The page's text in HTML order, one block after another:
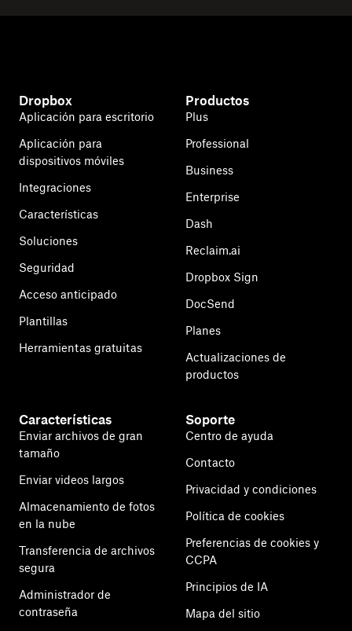
Dropbox
Aplicación para escritorio
Aplicación para
dispositivos móviles
Integraciones
Características
Soluciones
Seguridad
Acceso anticipado
Plantillas
Herramientas gratuitas
Productos
Plus
Professional
Business
Enterprise
Dash
Reclaim.ai
Dropbox Sign
DocSend
Planes
Actualizaciones de
productos
Características
Enviar archivos de gran
tamaño
Enviar videos largos
Almacenamiento de fotos
en la nube
Transferencia de archivos
segura
Administrador de
contraseña
Soporte
Centro de ayuda
Contacto
Privacidad y condiciones
Política de cookies
Preferencias de cookies y
CCPA
Principios de IA
Mapa del sitio